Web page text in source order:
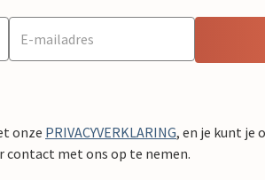
onze PRIVACYVERKLARING, en je kunt je
contact met ons op te nemen.